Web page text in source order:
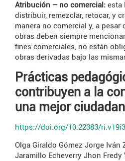
Atribución – no comercial: esta
distribuir, remezclar, retocar, y
manera no comercial y, a pesar
obras deben siempre
fines comerciales, no están
obras derivadas bajo las
Prácticas
contribuyen a la
una mejor
https://doi.org/10.22383/
Olga Giraldo Gómez Jorge Iván
Jaramillo Echeverry Jhon Fredy